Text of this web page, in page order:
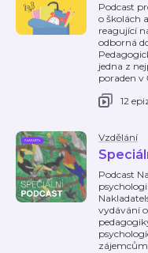
Podcast
o školách
reagující
odborná
jedna z
poraden v
12
Vzdělání
Podcast
vydávání